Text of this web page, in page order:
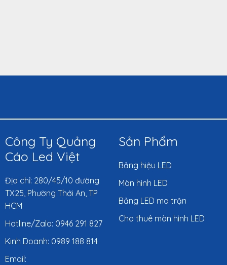
Công Ty Quảng
Cáo Led Việt
Địa chỉ: 280/45/10 đường
TX25, Phường Thới An, TP
HCM
Hotline/Zalo: 0946 291 827
Kinh Doanh: 0989 188 814
Email:
Sản Phẩm
Bảng hiệu LED
Màn hình LED
Bảng LED ma trận
Cho thuê màn hình LED